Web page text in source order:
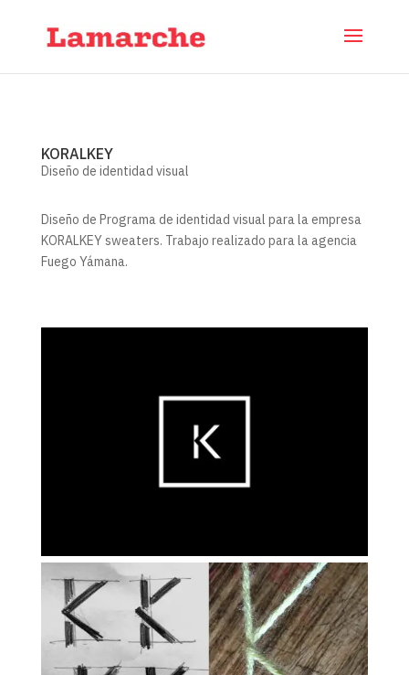
KORALKEY
Diseño de identidad visual
Diseño de Programa de identidad visual para la empresa
KORALKEY sweaters. Trabajo realizado para la agencia
Fuego Yámana.